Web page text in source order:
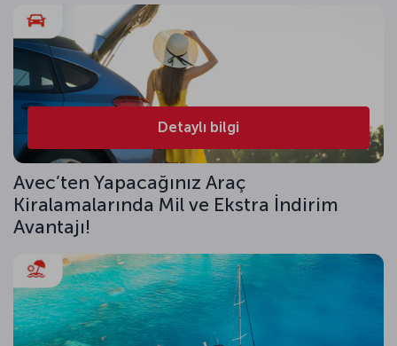
Detaylı bilgi
Avec’ten Yapacağınız Araç
Kiralamalarında Mil ve Ekstra İndirim
Avantajı!